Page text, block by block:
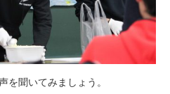
を聞いてみましょう。